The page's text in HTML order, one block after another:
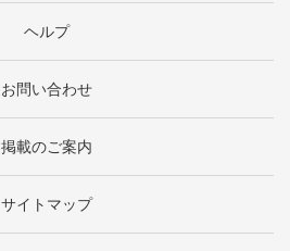
ヘルプ
お問い合わせ
掲載のご案内
サイトマップ